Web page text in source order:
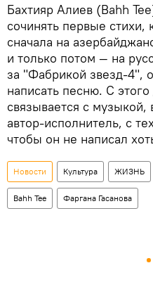
Бахтияр Алиев (Bahh
сочинять первые
сначала на
и только потом — на
за "Фабрикой звезд-4",
написать песню. С
связывается с музыкой,
автор-исполнитель, с
чтобы он не написал
Новости Культура ЖИЗНЬ
Bahh Tee Фаргана Гасанова